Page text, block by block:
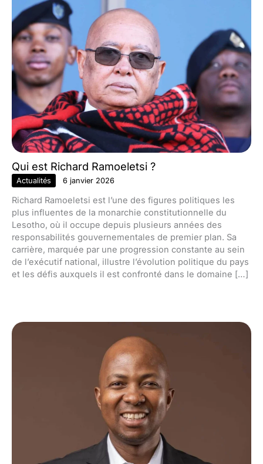
Qui est Richard Ramoeletsi ?
Actualités 6 janvier 2026
Richard Ramoeletsi est l’une des figures politiques les
plus influentes de la monarchie constitutionnelle du
Lesotho, où il occupe depuis plusieurs années des
responsabilités gouvernementales de premier plan. Sa
carrière, marquée par une progression constante au sein
de l’exécutif national, illustre l’évolution politique du pays
et les défis auxquels il est confronté dans le domaine […]